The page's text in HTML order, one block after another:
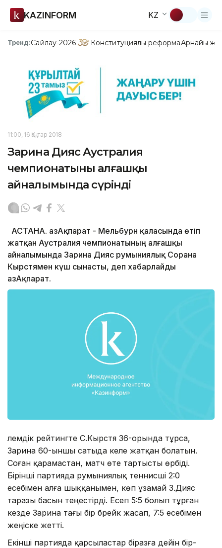
KAZINFORM KZ
Тренд:Сайлау-2026 Конституциялық реформаАрнайы
11:00, 16 Қаңтар 2018
Зарина Дияс Аустралия
чемпионатының алғашқы
айналымында сүрінді
АСТАНА. ҚазАқпарат - Мельбурн қаласында өтіп
жатқан Аустралия чемпионатының алғашқы
айналымында Зарина Дияс румыниялық Сорана
Кырстямен күш сынасты, деп хабарлайды
ҚазАқпарат.
Әлемдік рейтингте С.Кырстя 36-орында тұрса,
Зарина 60-ыншы сатыда келе жатқан болатын.
Соған қарамастан, матч өте тартысты өрбіді.
Бірінші партияда румыниялық теннисші 2:0
есебімен алға шыққанымен, көп ұзамай З.Дияс
таразы басын теңестірді. Есеп 5:5 болып тұрған
кезде Зарина тағы бір брейк жасап, 7:5 есебімен
жеңіске жетті.
Екінші партияда қарсыластар біразға дейін бір-